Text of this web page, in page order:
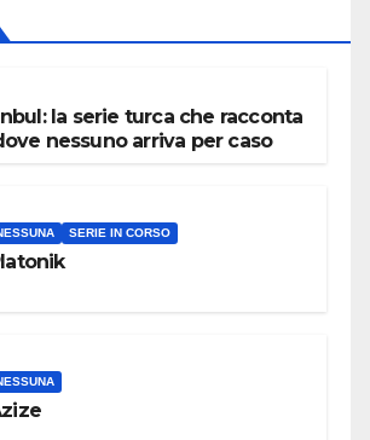
la serie turca che racconta
nessuno arriva per caso
SERIE IN CORSO